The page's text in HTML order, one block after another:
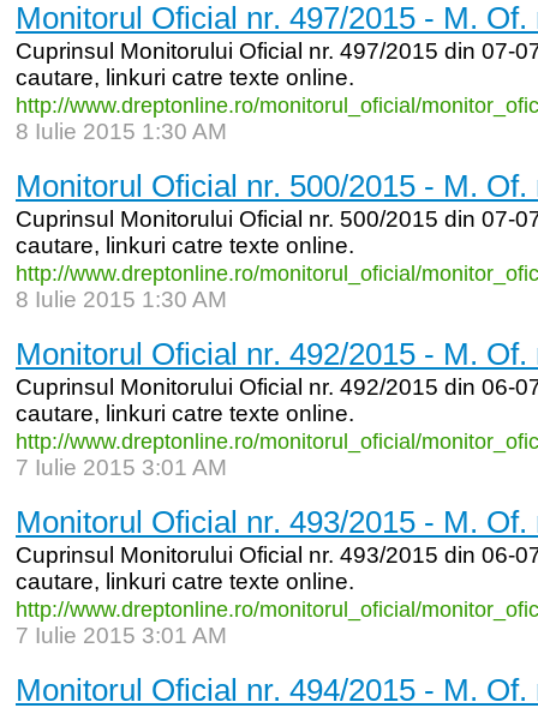
Monitorul Oficial nr. 497/2015 - M. Of.
Cuprinsul Monitorului Oficial nr. 497/2015 din 07-
cautare, linkuri catre texte online.
http://www.dreptonline.ro/monitorul_ oficial/monitor_
8 Iulie 2015 1:30 AM
Monitorul Oficial nr. 500/2015 - M. Of.
Cuprinsul Monitorului Oficial nr. 500/2015 din 07-
cautare, linkuri catre texte online.
http://www.dreptonline.ro/monitorul_ oficial/monitor_
8 Iulie 2015 1:30 AM
Monitorul Oficial nr. 492/2015 - M. Of.
Cuprinsul Monitorului Oficial nr. 492/2015 din 06-
cautare, linkuri catre texte online.
http://www.dreptonline.ro/monitorul_ oficial/monitor_
7 Iulie 2015 3:01 AM
Monitorul Oficial nr. 493/2015 - M. Of.
Cuprinsul Monitorului Oficial nr. 493/2015 din 06-
cautare, linkuri catre texte online.
http://www.dreptonline.ro/monitorul_ oficial/monitor_
7 Iulie 2015 3:01 AM
Monitorul Oficial nr. 494/2015 - M. Of.